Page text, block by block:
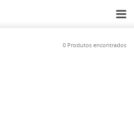
0 Produtos encontrados